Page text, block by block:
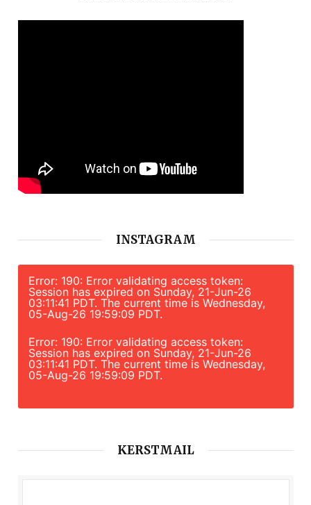
INSTAGRAM
Error: 190: Error validating access token:
Session has expired on Sunday, 21-Jun-26
03:11:41 PDT. The current time is Wednesday,
05-Aug-26 19:59:09 PDT.
Error: 190: Error validating access token:
Session has expired on Sunday, 21-Jun-26
03:11:41 PDT. The current time is Wednesday,
05-Aug-26 19:59:09 PDT.
KERSTMAIL